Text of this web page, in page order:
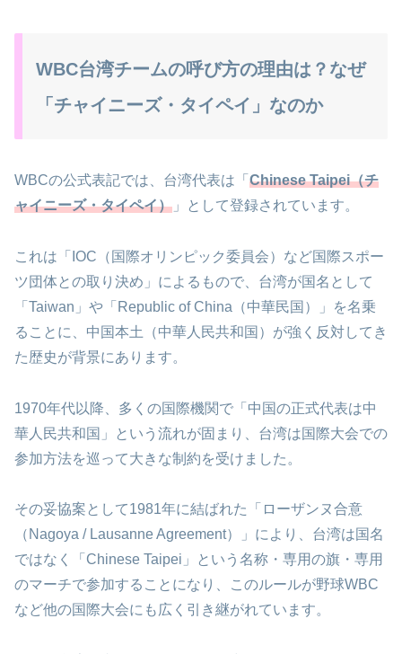
WBC台湾チームの呼び方の理由は？なぜ
「チャイニーズ・タイペイ」なのか
WBCの公式表記では、台湾代表は「 Chinese Taipei（チ
ャイニーズ・タイペイ） 」として登録されています。
これは「IOC（国際オリンピック委員会）など国際スポー
ツ団体との取り決め」によるもので、台湾が国名として
「Taiwan」や「Republic of China（中華民国）」を名乗
ることに、中国本土（中華人民共和国）が強く反対してき
た歴史が背景にあります。​
1970年代以降、多くの国際機関で「中国の正式代表は中
華人民共和国」という流れが固まり、台湾は国際大会での
参加方法を巡って大きな制約を受けました。​
その妥協案として1981年に結ばれた「ローザンヌ合意
（Nagoya / Lausanne Agreement）」により、台湾は国名
ではなく「Chinese Taipei」という名称・専用の旗・専用
のマーチで参加することになり、このルールが野球WBC
など他の国際大会にも広く引き継がれています。​